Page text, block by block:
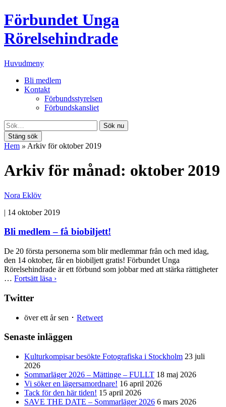
Förbundet Unga
Rörelsehindrade
Huvudmeny
Bli medlem
Kontakt
Förbundsstyrelsen
Förbundskansliet
Sök nu
Stäng sök
Hem » Arkiv för oktober 2019
Arkiv för månad: oktober 2019
Nora Eklöv
| 14 oktober 2019
Bli medlem – få biobiljett!
De 20 första personerna som blir medlemmar från och med idag,
den 14 oktober, får en biobiljett gratis! Förbundet Unga
Rörelsehindrade är ett förbund som jobbar med att stärka rättigheter
… Fortsätt läsa ›
Twitter
över ett år sen ･ Retweet
Senaste inläggen
Kulturkompisar besökte Fotografiska i Stockholm 23 juli
2026
Sommarläger 2026 – Mättinge – FULLT 18 maj 2026
Vi söker en lägersamordnare! 16 april 2026
Tack för den här tiden! 15 april 2026
SAVE THE DATE – Sommarläger 2026 6 mars 2026